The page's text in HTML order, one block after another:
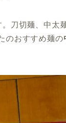
刀切麺、中太
のおすすめ麺の